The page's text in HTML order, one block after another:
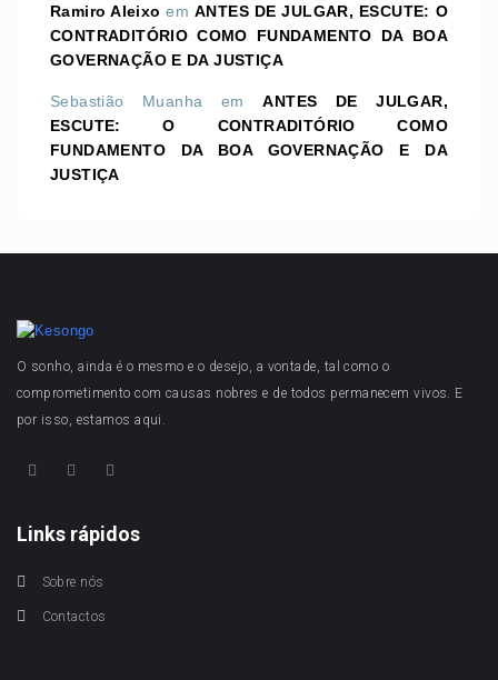
Ramiro Aleixo emANTES DE JULGAR, ESCUTE: O
CONTRADITÓRIO COMO FUNDAMENTO DA BOA
GOVERNAÇÃO E DA JUSTIÇA
Sebastião Muanha emANTES DE JULGAR,
ESCUTE: O CONTRADITÓRIO COMO
FUNDAMENTO DA BOA GOVERNAÇÃO E DA
JUSTIÇA
O sonho, ainda é o mesmo e o desejo, a vontade, tal como o
comprometimento com causas nobres e de todos permanecem vivos. E
por isso, estamos aqui.
Links rápidos
Sobre nós
Contactos